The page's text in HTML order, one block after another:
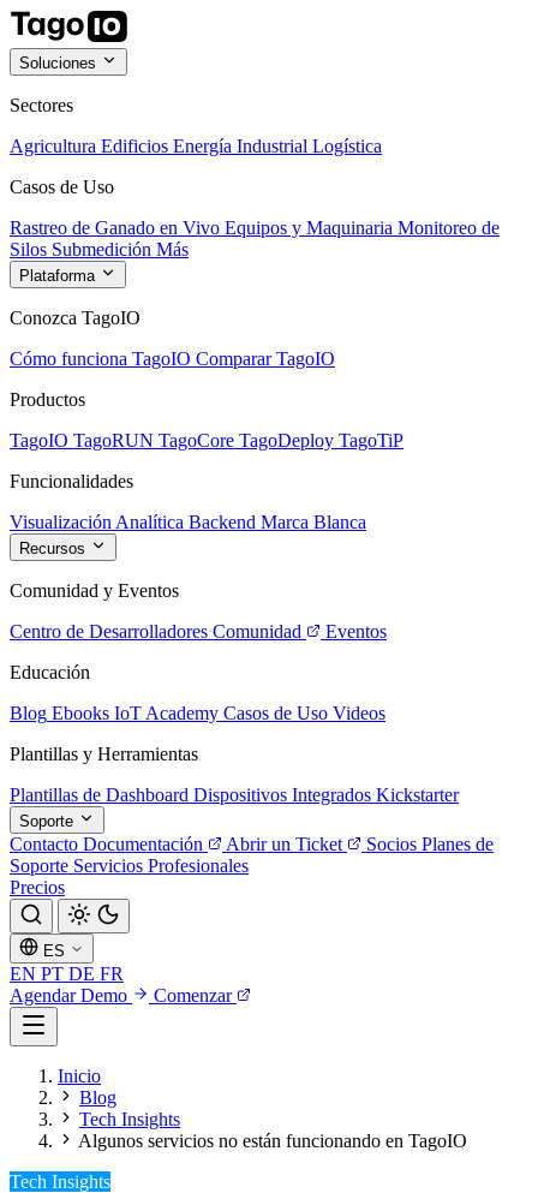
Soluciones
Sectores
Agricultura Edificios Energía Industrial Logística
Casos de Uso
Rastreo de Ganado en Vivo Equipos y Maquinaria Monitoreo de
Silos Submedición Más
Plataforma
Conozca TagoIO
Cómo funciona TagoIO Comparar TagoIO
Productos
TagoIO TagoRUN TagoCore TagoDeploy TagoTiP
Funcionalidades
Visualización Analítica Backend Marca Blanca
Recursos
Comunidad y Eventos
Centro de Desarrolladores Comunidad
Eventos
Educación
Blog Ebooks IoT Academy Casos de Uso Videos
Plantillas y Herramientas
Plantillas de Dashboard Dispositivos Integrados Kickstarter
Soporte
Contacto Documentación Abrir un Ticket Socios Planes de
Soporte Servicios Profesionales
Precios
ES
EN PT DE FR
Agendar Demo
Comenzar
Inicio
Blog
Tech Insights
Algunos servicios no están funcionando en TagoIO
Tech Insights